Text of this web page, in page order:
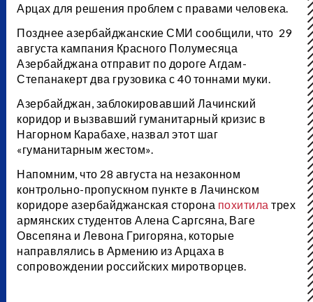
Арцах для решения проблем с правами человека.
Позднее азербайджанские СМИ сообщили, что 29
августа кампания Красного Полумесяца
Азербайджана отправит по дороге Агдам-
Степанакерт два грузовика с 40 тоннами муки.
Азербайджан, заблокировавший Лачинский
коридор и вызвавший гуманитарный кризис в
Нагорном Карабахе, назвал этот шаг
«гуманитарным жестом».
Напомним, что 28 августа на незаконном
контрольно-пропускном пункте в Лачинском
коридоре азербайджанская сторона похитила трех
армянских студентов Алена Саргсяна, Ваге
Овсепяна и Левона Григоряна, которые
направлялись в Армению из Арцаха в
сопровождении российских миротворцев.